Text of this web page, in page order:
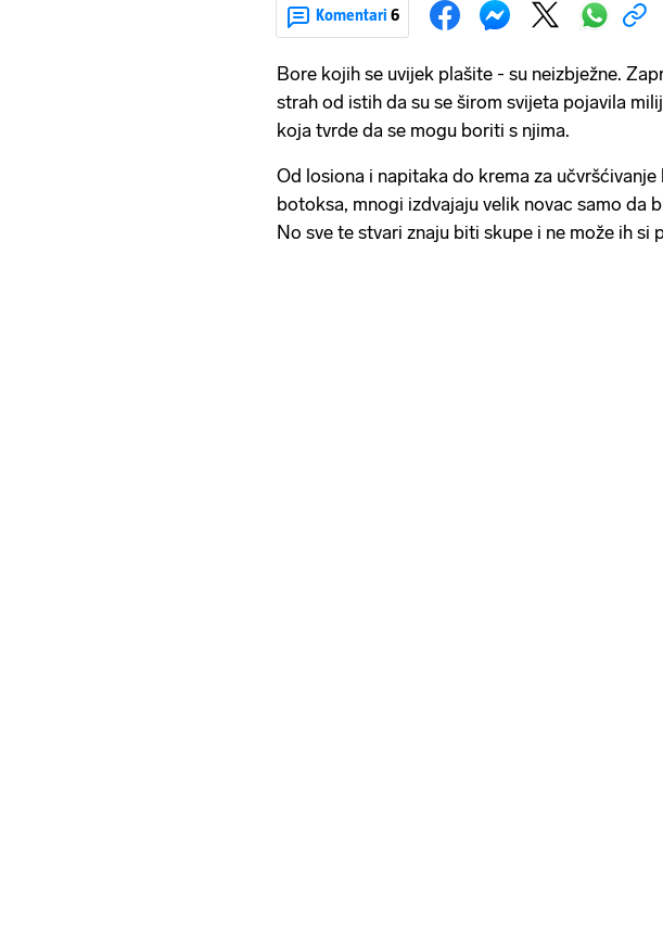
Komentari 6
Bore kojih se uvijek plašite - su neizbježne.
strah od istih da su se širom svijeta pojavila
koja tvrde da se mogu boriti s njima.
Od losiona i napitaka do krema za učvršćivanje
botoksa, mnogi izdvajaju velik novac samo da
No sve te stvari znaju biti skupe i ne može ih si